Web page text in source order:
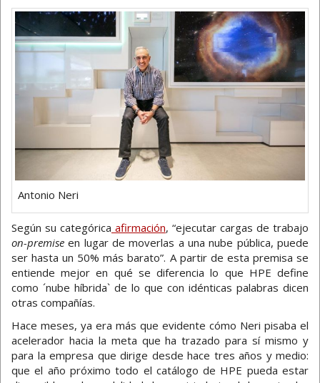
Antonio Neri
Según su categórica afirmación, “ejecutar cargas de trabajo
on-premise en lugar de moverlas a una nube pública, puede
ser hasta un 50% más barato”. A partir de esta premisa se
entiende mejor en qué se diferencia lo que HPE define
como ´nube híbrida` de lo que con idénticas palabras dicen
otras compañías.
Hace meses, ya era más que evidente cómo Neri pisaba el
acelerador hacia la meta que ha trazado para sí mismo y
para la empresa que dirige desde hace tres años y medio:
que el año próximo todo el catálogo de HPE pueda estar